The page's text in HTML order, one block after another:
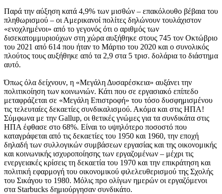
Παρά την αύξηση κατά 4,9% των μισθών – επακόλουθο βέβαια του
πληθωρισμού – οι Αμερικανοί πολίτες δηλώνουν τουλάχιστον
«ενοχλημένοι» από το γεγονός ότι ο αριθμός των
δισεκατομμυριούχων στη χώρα αυξήθηκε στους 745 τον Οκτώβριο
του 2021 από 614 που ήταν το Μάρτιο του 2020 και ο συνολικός
πλούτος τους αυξήθηκε από τα 2,9 στα 5 τρισ. δολάρια το διάστημα
αυτό.
Όπως όλα δείχνουν, η «Μεγάλη Δυσαρέσκεια» αυξάνει την
πολιτικοίηση των κοινωνιών. Κάτι που σε εργασιακό επίπεδο
μεταφράζεται σε «Μεγάλη Επιστροφή» του τόσο δυσφημισμένου
τις τελευταίες δεκαετίες συνδικαλισμού. Ακόμα και στις ΗΠΑ!
Σύμφωνα με την Gallup, οι θετικές γνώμες για τα συνδικάτα στις
ΗΠΑ έφθασε στο 68%. Είναι το υψηλότερο ποσοστό που
καταγράφεται από τις δεκαετίες του 1950 και 1960, την εποχή
δηλαδή των συλλογικών συμβάσεων εργασίας και της οικονομικής
και κοινωνικής ισχυροποίησης των εργαζομένων – μέχρι τις
ενεργειακές κρίσεις τη δεκαετία του 1970 και την επικράτηση και
πολιτική εφαρμογή του οικονομικού φιλελευθερισμού της Σχολής
του Σικάγου το 1980. Μόλις προ ολίγων ημερών οι εργαζόμενοι
στα Starbucks δημιούργησαν συνδικάτο.